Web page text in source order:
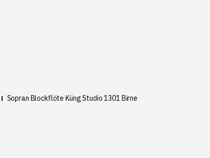
Sopran Blockflöte Küng Studio 1301 Birne